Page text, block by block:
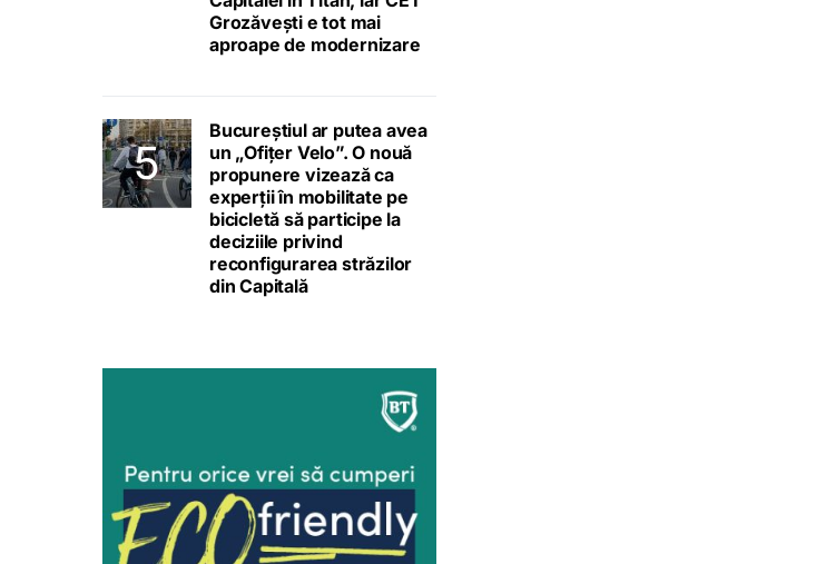
Grozăvești e tot mai
aproape de modernizare
Bucureștiul ar putea avea
un „Ofițer Velo”. O nouă
propunere vizează ca
experții în mobilitate pe
bicicletă să participe la
deciziile privind
reconfigurarea străzilor
din Capitală